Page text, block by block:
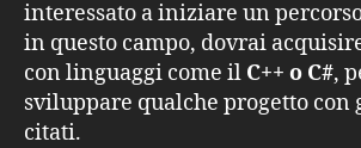
interessato a iniziare un
in questo campo, dovrai
con linguaggi come il C++ o C#,
sviluppare qualche progetto con
citati.